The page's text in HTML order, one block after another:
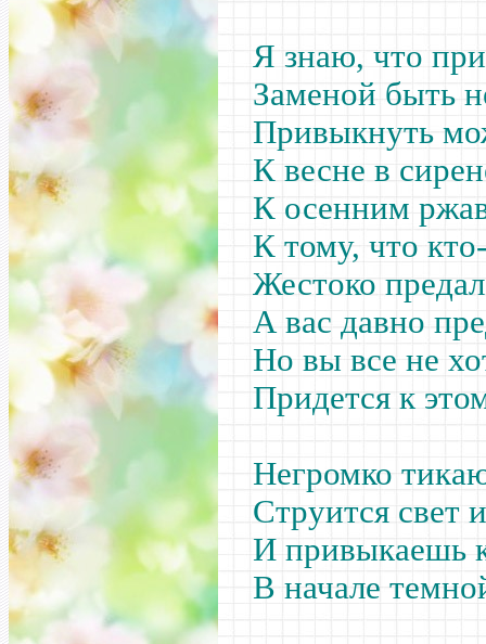
Я знаю, что
Заменой быть
Привыкнуть
К весне в
К осенним
К тому, что
Жестоко
А вас давно
Но вы все не
Придется к
Негромко
Струится свет
И привыкаешь
В начале